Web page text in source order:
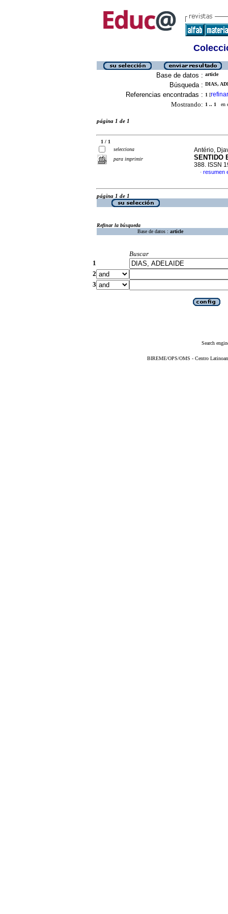
Base de datos : article
Búsqueda : DIAS,
Referencias encontradas : 1 [refinar
Mostrando: 1 .. 1 en
página 1 de 1
1 / 1
selecciona
para imprimir
Antério,
SENTIDO
388. ISSN
· resumen
página 1 de 1
Refinar la búsqueda
Base de datos : article
Buscar
1
2
3
Search
BIREME/OPS/OMS - Centro